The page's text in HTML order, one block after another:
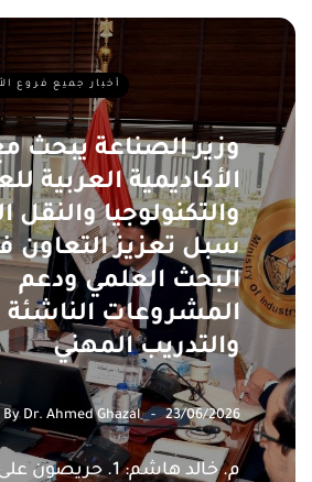
أخبار جميع فروع
وزير الصناعة يبحث
الأكاديمية العربية
والتكنولوجيا والنقل
سبل تعزيز التعاون
البحث العلمي ودعم
المشروعات الناشئة
والتدريب المهني
By Dr. Ahmed Ghazal 23/06/2026
م. خالد هاشم: 1.